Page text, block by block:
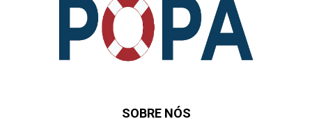
SOBRE NÓS